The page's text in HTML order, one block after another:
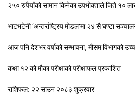
२५० रुपैयाँको सामान किनेका उपभोक्ताले जिते १०
भाटभटेनी ‘अन्तर्राष्ट्रिय मोडल’मा २४ सै घण्टा
आज पनि देशभर वर्षाको सम्भावना, मौसम विभागको
कक्षा १२ को मौका परीक्षाको परीक्षाफल प्रकाशित
राशिफल: २२ साउन २०८३ शुक्रवार